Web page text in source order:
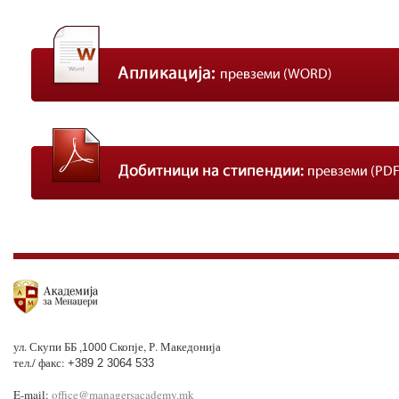
ул. Скупи ББ ,1000 Скопје, Р. Македонија
тел./ факс: +389 2 3064 533
E-mail: office@managersacademy.mk